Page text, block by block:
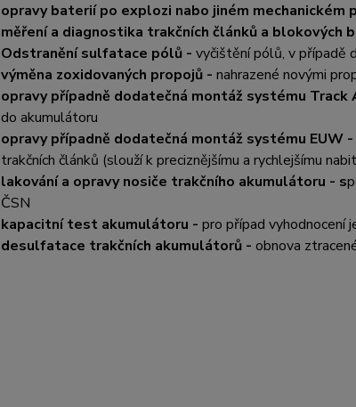
opravy baterií po explozi nabo jiném mechanickém
měření a diagnostika trakčních článků a blokových
Odstranění sulfatace pólů - vyčištění pólů, v případě
výměna zoxidovaných propojů - nahrazené novými
opravy případně dodatečná montáž systému Track
do akumulátoru
opravy případně dodatečná montáž systému EUW -
trakčních článků (slouží k preciznějšímu a rychlejšímu
lakování a opravy nosiče trakčního akumulátoru - s
ČSN
kapacitní test akumulátoru - pro případ vyhodnocení
desulfatace trakčních akumulátorů - obnova